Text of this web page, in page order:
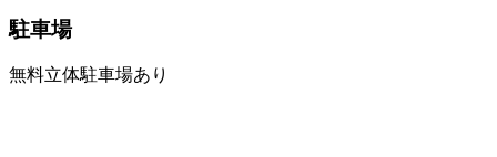
駐車場
無料立体駐車場あり